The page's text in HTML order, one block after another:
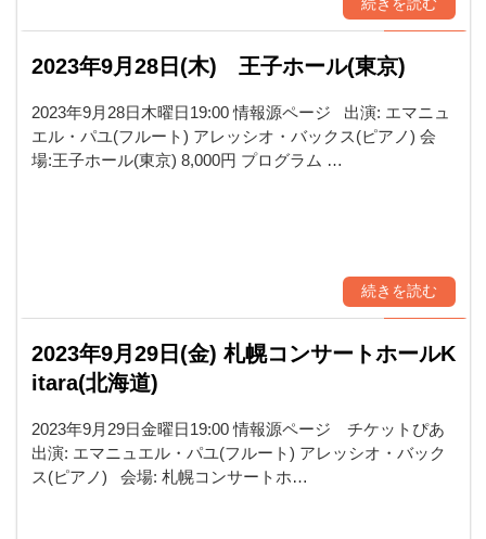
2023年9月28日(木) 王子ホール(東京)
2023年9月28日木曜日19:00 情報源ページ 出演: エマニュ
エル・パユ(フルート) アレッシオ・バックス(ピアノ) 会
場:王子ホール(東京) 8,000円 プログラム …
続きを読む
2023年9月29日(金) 札幌コンサートホールK
itara(北海道)
2023年9月29日金曜日19:00 情報源ページ チケットぴあ
出演: エマニュエル・パユ(フルート) アレッシオ・バック
ス(ピアノ) 会場: 札幌コンサートホ…